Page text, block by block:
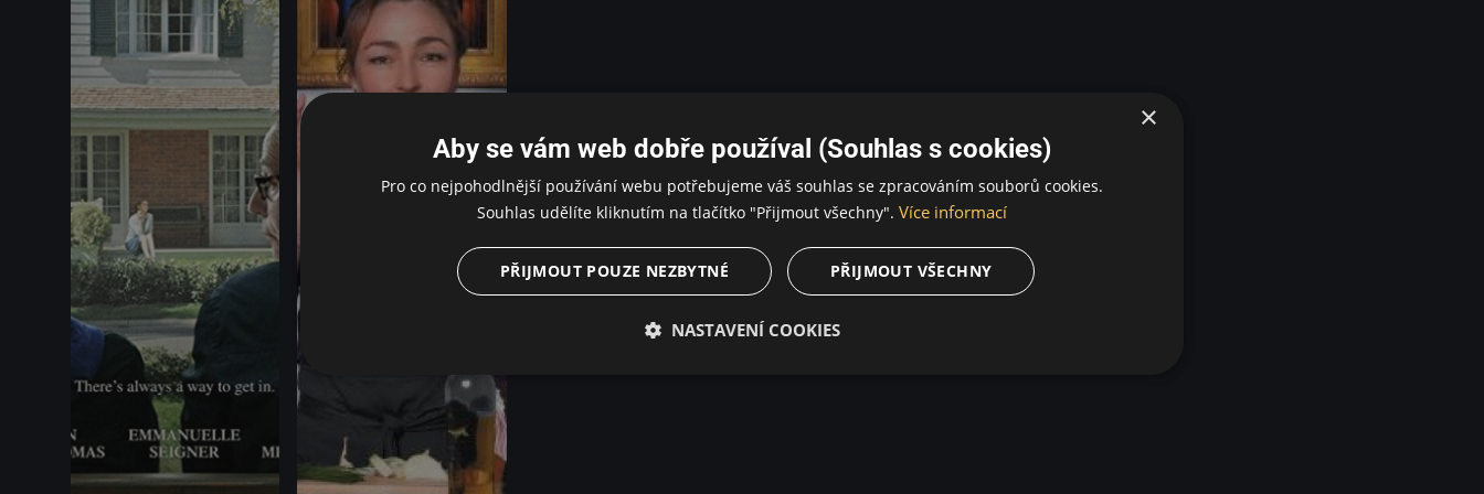
×
Aby se vám web dobře používal (Souhlas s cookies)
Pro co nejpohodlnější používání webu potřebujeme váš souhlas se zpracováním souborů cookies.
Souhlas udělíte kliknutím na tlačítko "Přijmout všechny". Více informací
PŘIJMOUT VŠECHNY
PŘIJMOUT POUZE NEZBYTNÉ
NASTAVENÍ COOKIES